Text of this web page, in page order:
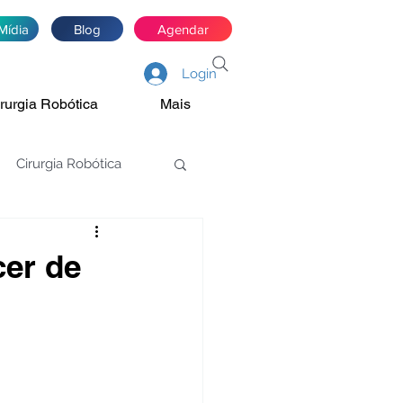
Blog Agendar
Login
Robótica Mais
Cirurgia Robótica
de